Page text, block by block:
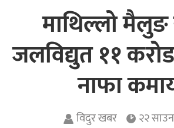
माथिल्लो
जलविद्युत ११
नाफा
विदुर खबर २२